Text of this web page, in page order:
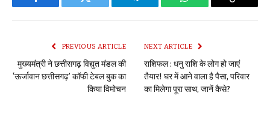
Facebook Twitter Telegram WhatsApp Copy
PREVIOUS ARTICLE
मुख्यमंत्री ने छत्तीसगढ़ विद्युत मंडल की
‘ऊर्जावान छत्तीसगढ़’ कॉफी टेबल बुक का
किया विमोचन
NEXT ARTICLE
राशिफल : धनु राशि के लोग हो जाएं
तैयार! घर में आने वाला है पैसा, परिवार
का मिलेगा पूरा साथ, जानें कैसे?